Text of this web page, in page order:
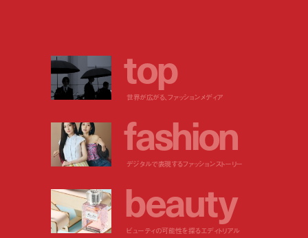
top
世界が広がる、ファッションメディア
fashion
デジタルで表現するファッションストーリー
beauty
ビューティの可能性を探るエディトリアル